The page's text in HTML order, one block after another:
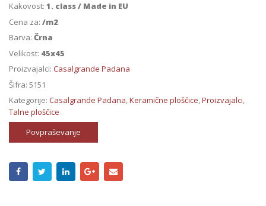
Kakovost: 1. class / Made in EU
Cena za: /m2
Barva: Črna
Velikost: 45x45
Proizvajalci: Casalgrande Padana
Šifra: 5151
Kategorije: Casalgrande Padana,Keramične ploščice,Proizvajalci,
Talne ploščice
Povpraševanje